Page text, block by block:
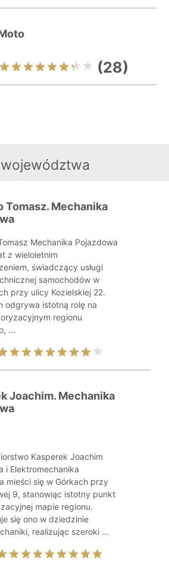
(28)
Tomasz. Mechanika
Mechanika Pojazdowa
z wieloletnim
świadczący usługi
samochodów w
przy ulicy Kozielskiej 22.
odgrywa istotną rolę na
regionu
...
Joachim. Mechanika
Kasperek Joachim
i Elektromechanika
mieści się w Górkach przy
9, stanowiąc istotny punkt
mapie regionu.
się ono w dziedzinie
realizując szeroki ...